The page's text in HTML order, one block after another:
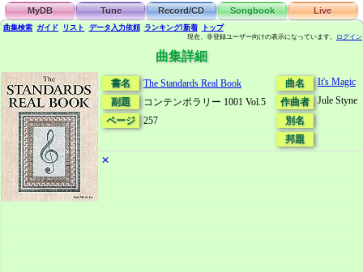
MyDB Tune Record/CD Songbook Live
曲集検索 ガイド リスト データ 入力依頼 ランキング/新着 トップ
現在、非登録ユーザー向けの表示になっています。 ログイン
曲集詳細
書名
The Standards Real Book
副題
コンテンポラリー 1001 Vol.5
ページ
257
曲名
It's Magic
作曲者
Jule Styne
別名
邦題
✕